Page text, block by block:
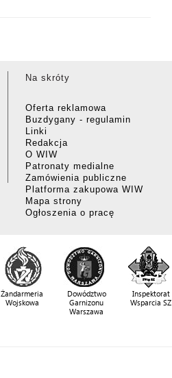
Na skróty
Oferta reklamowa
Buzdygany - regulamin
Linki
Redakcja
O WIW
Patronaty medialne
Zamówienia publiczne
Platforma zakupowa WIW
Mapa strony
Ogłoszenia o pracę
Żandarmeria
Wojskowa
Dowództwo
Garnizonu
Warszawa
Inspektorat
Wsparcia SZ